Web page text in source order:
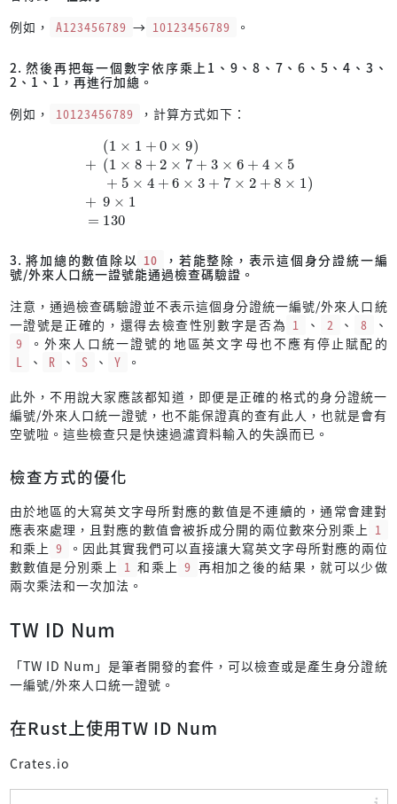
例如，
A123456789 → 10123456789 。
2. 然後再把每一個數字依序乘上1、9、8、7、6、5、4、3、
2、1、1，再進行加總。
例如，
10123456789 ，計算方式如下：
+( 1× 8 +2 ×7+
×2 + 8× 1)+
3. 將加總的數值除以 10
，若能整除，表示這個身分證統一編
號/外來人口統一證號能通過檢查碼驗證。
注意，通過檢查碼驗證並不表示這個身分證統一編號/外來人口統
一證號是正確的，還得去檢查性別數字是否為 1 、 2 、 8
、
9
。外來人口統一證號的地區英文字母也不應有停止賦配的
L
、 R 、 S 、 Y
。
此外，不用說大家應該都知道，即便是正確的格式的身分證統一
編號/外來人口統一證號，也不能保證真的查有此人，也就是會有
空號啦。這些檢查只是快速過濾資料輸入的失誤而已。
檢查方式的優化
由於地區的大寫英文字母所對應的數值是不連續的，通常會建對
應表來處理，且對應的數值會被拆成分開的兩位數來分別乘上 1
和乘上 9
。因此其實我們可以直接讓大寫英文字母所對應的兩位
數數值是分別乘上 1 和乘上 9 再相加之後的結果，就可以少做
兩次乘法和一次加法。
TW ID Num
「TW ID Num」是筆者開發的套件，可以檢查或是產生身分證統
一編號/外來人口統一證號。
在Rust上使用TW ID Num
Crates.io